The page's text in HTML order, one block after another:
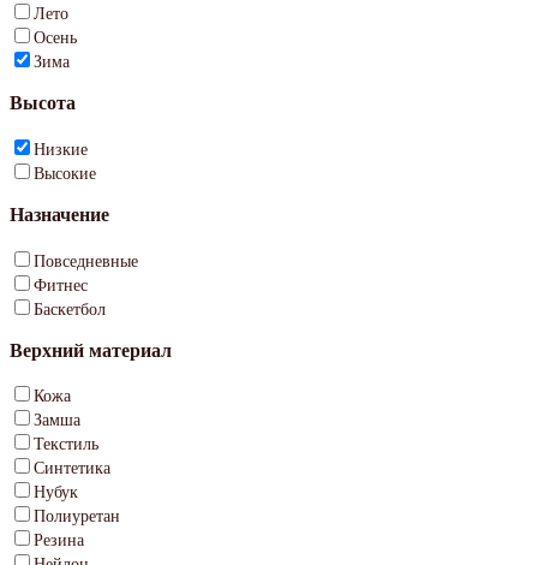
Лето
Осень
Зима
Высота
Низкие
Высокие
Назначение
Повседневные
Фитнес
Баскетбол
Верхний материал
Кожа
Замша
Текстиль
Синтетика
Нубук
Полиуретан
Резина